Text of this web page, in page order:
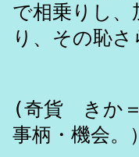
で相乗りし、
り、その恥
(奇貨 きか＝
事柄・機会。